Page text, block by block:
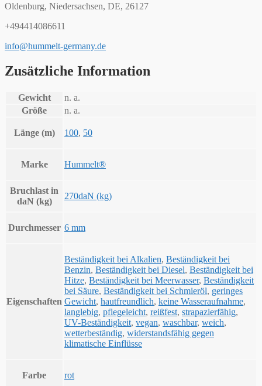
Oldenburg, Niedersachsen, DE, 26127
+494414086611
info@hummelt-germany.de
Zusätzliche Information
Gewicht
n. a.
Größe
n. a.
Länge (m) 100, 50
Marke Hummelt®
Bruchlast in
daN (kg)
270daN (kg)
Durchmesser 6 mm
Eigenschaften
Beständigkeit bei Alkalien, Beständigkeit bei
Benzin, Beständigkeit bei Diesel, Beständigkeit bei
Hitze, Beständigkeit bei Meerwasser, Beständigkeit
bei Säure, Beständigkeit bei Schmieröl, geringes
Gewicht, hautfreundlich, keine Wasseraufnahme,
langlebig, pflegeleicht, reißfest, strapazierfähig,
UV-Beständigkeit, vegan, waschbar, weich,
wetterbeständig, widerstandsfähig gegen
klimatische Einflüsse
Farbe rot